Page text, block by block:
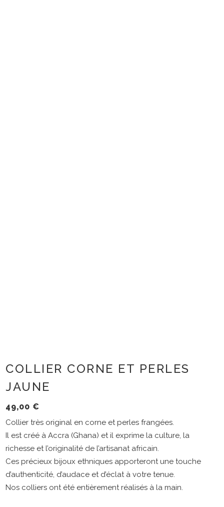
COLLIER CORNE ET PERLES
JAUNE
49,00 €
Collier très original en corne et perles frangées.
Il est créé à Accra (Ghana) et il exprime la culture, la
richesse et l’originalité de l’artisanat africain.
Ces précieux bijoux ethniques apporteront une touche
d’authenticité, d’audace et d’éclat à votre tenue.
Nos colliers ont été entièrement réalisés à la main.